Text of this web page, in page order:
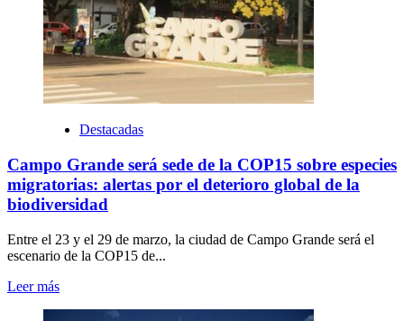
Destacadas
Campo Grande será sede de la COP15 sobre especies
migratorias: alertas por el deterioro global de la
biodiversidad
Entre el 23 y el 29 de marzo, la ciudad de Campo Grande será el
escenario de la COP15 de...
Leer más